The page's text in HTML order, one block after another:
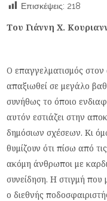
Επισκέψεις: 218
Του Γιάννη Χ.
Ο επαγγελματισμός στον
απαξιωθεί σε μεγάλο
συνήθως το όποιο
αυτόν εστιάζει στην
δημόσιων σχέσεων. Κι
θυμίζουν ότι πίσω από
ακόμη άνθρωποι με
συνείδηση. Η στιγμή
ο διεθνής